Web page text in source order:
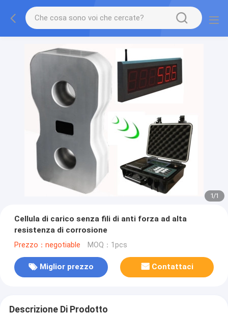
1/1
Cellula di carico senza fili di anti forza ad alta
resistenza di corrosione
Prezzo：negotiable MOQ：1pcs
Miglior prezzo Contattaci
Descrizione Di Prodotto